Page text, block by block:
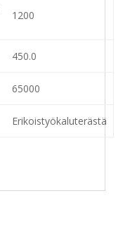
1200
450.0
65000
Erikoistyökaluterästä